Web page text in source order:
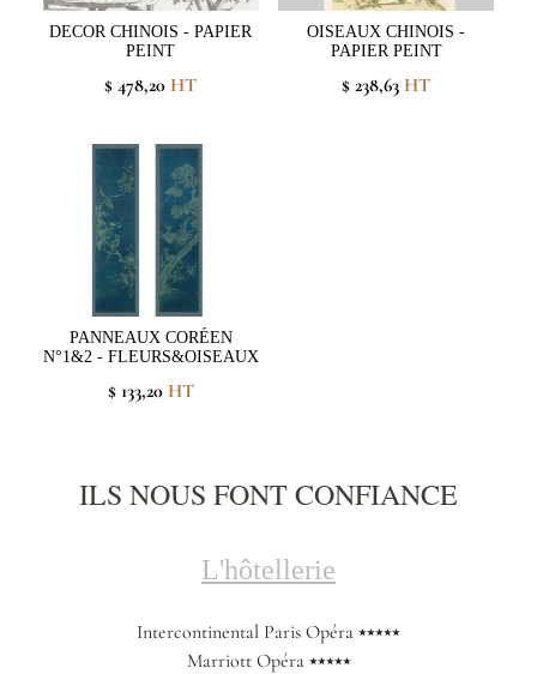
DECOR CHINOIS - PAPIER
PEINT
$ 478,20 HT
OISEAUX CHINOIS -
PAPIER PEINT
$ 238,63 HT
PANNEAUX CORÉEN
N°1&2 - FLEURS&OISEAUX
$ 133,20HT
ILS NOUS FONT CONFIANCE
L'hôtellerie
Intercontinental Paris Opéra ⭑⭑⭑⭑⭑
Marriott Opéra ⭑⭑⭑⭑⭑